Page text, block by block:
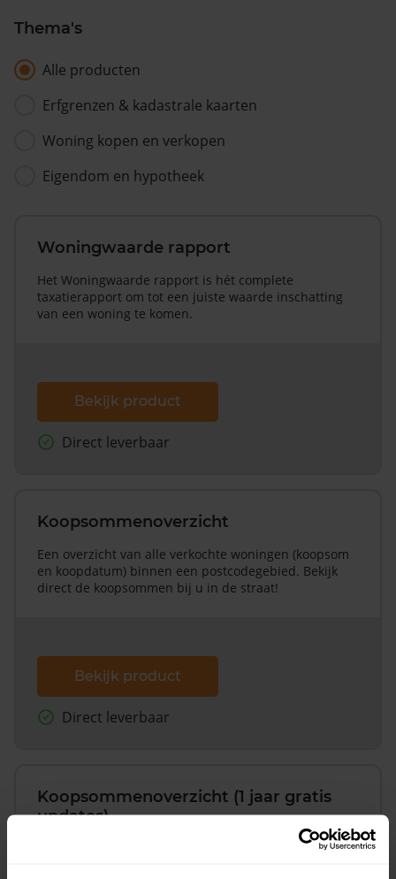
Thema's
Alle producten
Erfgrenzen & kadastrale kaarten
Woning kopen en verkopen
Eigendom en hypotheek
Woningwaarde rapport
Het Woningwaarde rapport is hét complete
taxatierapport om tot een juiste waarde inschatting
van een woning te komen.
Bekijk product
Direct leverbaar
Koopsommenoverzicht
Een overzicht van alle verkochte woningen (koopsom
en koopdatum) binnen een postcodegebied. Bekijk
direct de koopsommen bij u in de straat!
Bekijk product
Direct leverbaar
Koopsommenoverzicht (1 jaar gratis
updates)